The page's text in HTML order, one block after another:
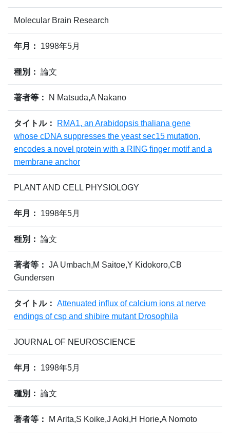
Molecular Brain Research
年月： 1998年5月
種別： 論文
著者等： N Matsuda,A Nakano
タイトル：
RMA1, an Arabidopsis thaliana gene
whose cDNA suppresses the yeast sec15 mutation,
encodes a novel protein with a RING finger motif and a
membrane anchor
PLANT AND CELL PHYSIOLOGY
年月： 1998年5月
種別： 論文
著者等： JA Umbach,M Saitoe,Y Kidokoro,CB
Gundersen
タイトル： Attenuated influx of calcium ions at nerve
endings of csp and shibire mutant Drosophila
JOURNAL OF NEUROSCIENCE
年月： 1998年5月
種別： 論文
著者等： M Arita,S Koike,J Aoki,H Horie,A Nomoto